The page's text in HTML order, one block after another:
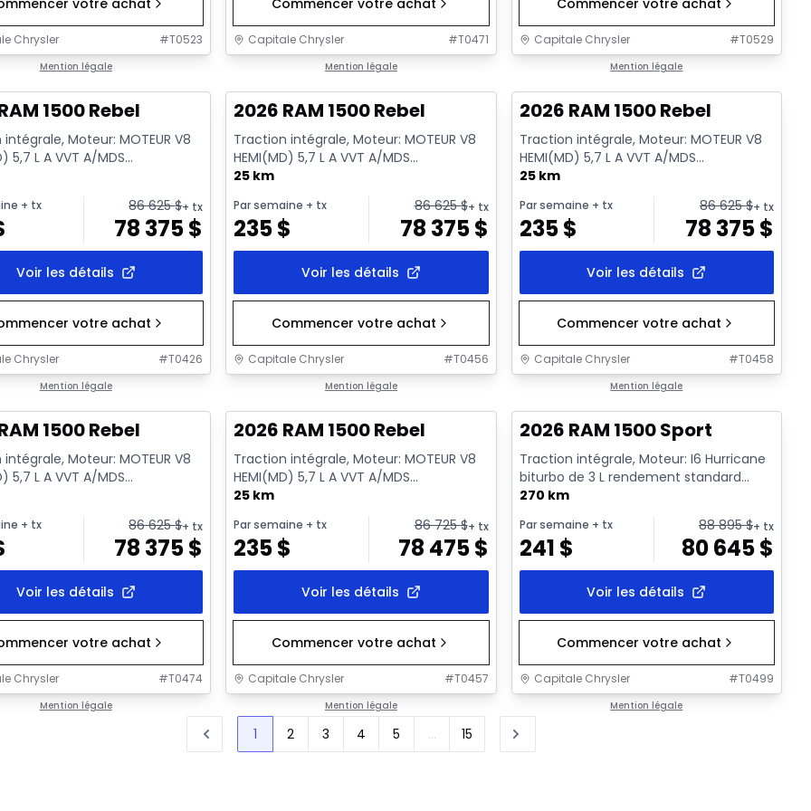
votre achat
Chrysler #T0523
Mention légale
Commencer votre achat
Capitale Chrysler #T0471
Mention légale
Commencer votre achat
Capitale Chrysler #T0529
Mention légale
1500 Rebel
Moteur: MOTEUR V8
5,7 L A VVT A/MDS
- 8 Cyl. - Essence
+ tx 86 625$+ tx
78 375$
Voir les détails
votre achat
Chrysler #T0426
Mention légale
2026 RAM 1500 Rebel
Traction intégrale, Moteur: MOTEUR V8
HEMI(MD) 5,7 L A VVT A/MDS
ECO/ETORQUE - 8 Cyl. - Essence
25 km
Par semaine + tx
235$
86 625$+ tx
78 375$
Voir les détails
Commencer votre achat
Capitale Chrysler #T0456
Mention légale
2026 RAM 1500 Rebel
Traction intégrale, Moteur: MOTEUR V8
HEMI(MD) 5,7 L A VVT A/MDS
ECO/ETORQUE - 8 Cyl. - Essence
25 km
Par semaine + tx
235$
86 625$+ tx
78 375$
Voir les détails
Commencer votre achat
Capitale Chrysler #T0458
Mention légale
1500 Rebel
Moteur: MOTEUR V8
5,7 L A VVT A/MDS
- 8 Cyl. - Essence
+ tx 86 625$+ tx
78 375$
Voir les détails
votre achat
Chrysler #T0474
Mention légale
2026 RAM 1500 Rebel
Traction intégrale, Moteur: MOTEUR V8
HEMI(MD) 5,7 L A VVT A/MDS
ECO/ETORQUE - 8 Cyl. - Essence
25 km
Par semaine + tx
235$
86 725$+ tx
78 475$
Voir les détails
Commencer votre achat
Capitale Chrysler #T0457
Mention légale
2026 RAM 1500 Sport
Traction intégrale, Moteur: I6 Hurricane
biturbo de 3 L rendement standard
avec arrêt au ralenti - 6...
270 km
Par semaine + tx
241 $
88 895$+ tx
80 645$
Voir les détails
Commencer votre achat
Capitale Chrysler #T0499
Mention légale
1 2 3 4 5 ... 15